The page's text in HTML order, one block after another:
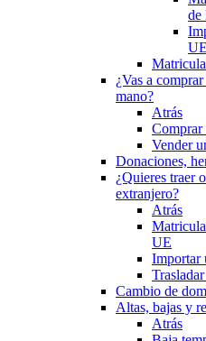
de
UE
¿Vas a
mano?
Atrás
Comprar
Vender
Donaciones,
¿Quieres traer
extranjero?
Atrás
UE
Importar
Cambio de
Altas, bajas y
Atrás